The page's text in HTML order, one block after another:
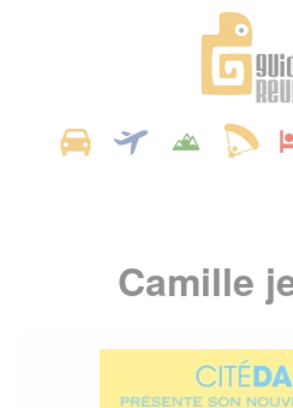
Camille
Panneau de gestion des cookies